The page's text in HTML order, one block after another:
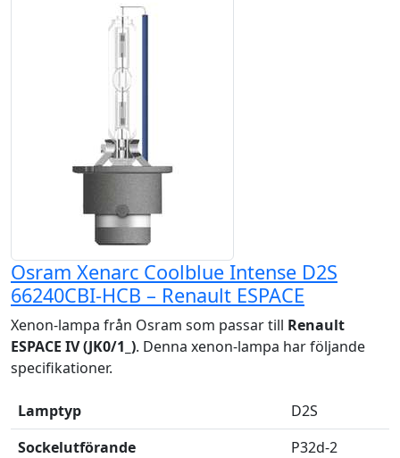
Osram Xenarc Coolblue Intense D2S
66240CBI-HCB – Renault ESPACE
Xenon-lampa från Osram som passar till Renault
ESPACE IV (JK0/1_). Denna xenon-lampa har följande
specifikationer.
Lamptyp
D2S
Sockelutförande
P32d-2